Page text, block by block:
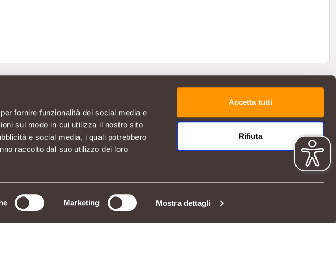
fornire funzionalità dei social media e
sul modo in cui utilizza il nostro sito
e social media, i quali potrebbero
raccolto dal suo utilizzo dei loro
Marketing Mostra dettagli
Accetta tutti
Rifiuta